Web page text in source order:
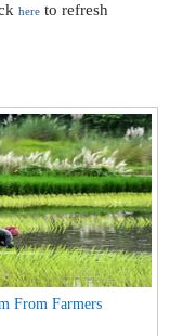
here to refresh
From Farmers